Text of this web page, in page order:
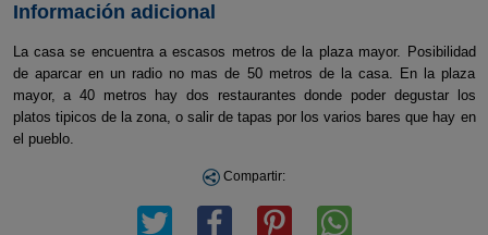
Información adicional
La casa se encuentra a escasos metros de la plaza mayor. Posibilidad
de aparcar en un radio no mas de 50 metros de la casa. En la plaza
mayor, a 40 metros hay dos restaurantes donde poder degustar los
platos tipicos de la zona, o salir de tapas por los varios bares que hay en
el pueblo.
Compartir: